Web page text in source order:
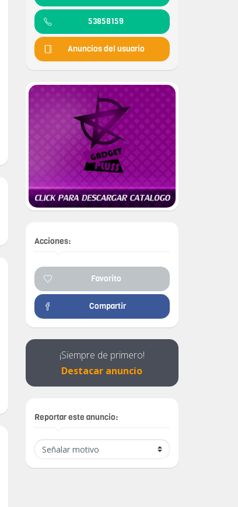
53858159
Anuncios del usuario
Acciones:
Favorito
Compartir
¡Siempre de primero!
Destacar anuncio
Reportar este anuncio: